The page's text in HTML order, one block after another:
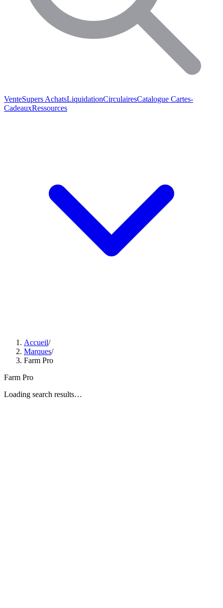
VenteSupers AchatsLiquidationCirculairesCatalogue Cartes-
CadeauxRessources
Accueil/
Marques/
Farm Pro
Farm Pro
Loading search results…